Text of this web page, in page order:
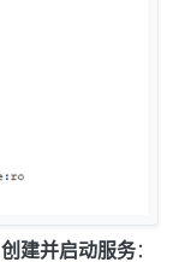
创建并启动服务：